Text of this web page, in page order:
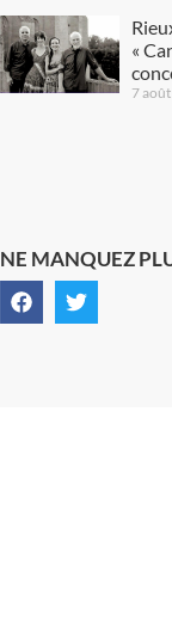
«
7
NE MANQUEZ